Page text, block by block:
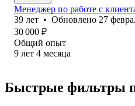
Менеджер по работе с
39 лет • Обновлено 27
30 000 ₽
Общий опыт
9 лет 4 месяца
Быстрые фильтры